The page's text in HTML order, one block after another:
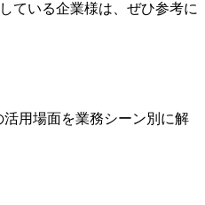
ている企業様は、ぜひ参考に
活用場面を業務シーン別に解